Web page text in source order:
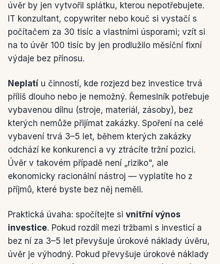
úvěr by jen vytvořil splátku, kterou nepotřebujete.
IT konzultant, copywriter nebo kouč si vystačí s
počítačem za 30 tisíc a vlastními úsporami; vzít si
na to úvěr 100 tisíc by jen prodlužilo měsíční fixní
výdaje bez přínosu.
Neplatí u činností, kde rozjezd bez investice trvá
příliš dlouho nebo je nemožný. Řemeslník potřebuje
vybavenou dílnu (stroje, materiál, zásoby), bez
kterých nemůže přijímat zakázky. Spoření na celé
vybavení trvá 3–5 let, během kterých zakázky
odchází ke konkurenci a vy ztrácíte tržní pozici.
Úvěr v takovém případě není „riziko", ale
ekonomicky racionální nástroj — vyplatíte ho z
příjmů, které byste bez něj neměli.
Praktická úvaha: spočítejte si vnitřní výnos
investice. Pokud rozdíl mezi tržbami s investicí a
bez ní za 3–5 let převyšuje úrokové náklady úvěru,
úvěr je výhodný. Pokud převyšuje úrokové náklady